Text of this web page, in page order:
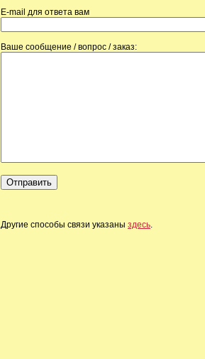
E-mail для ответа вам
Ваше сообщение / вопрос / заказ:
Другие способы связи указаны здесь.